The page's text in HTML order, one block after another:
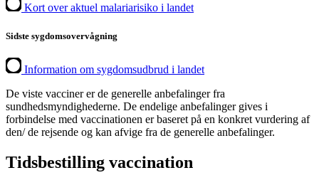
Kort over aktuel malariarisiko i landet
Sidste sygdomsovervågning
Information om sygdomsudbrud i landet
De viste vacciner er de generelle anbefalinger fra
sundhedsmyndighederne. De endelige anbefalinger gives i
forbindelse med vaccinationen er baseret på en konkret vurdering af
den/ de rejsende og kan afvige fra de generelle anbefalinger.
Tidsbestilling vaccination